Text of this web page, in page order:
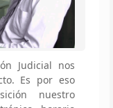
Judicial nos
Es por eso
nuestro